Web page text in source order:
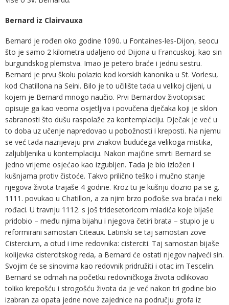
Bernard iz Clairvauxa
Bernard je rođen oko godine 1090. u Fontaines-les-Dijon, seocu
što je samo 2 kilometra udaljeno od Dijona u Francuskoj, kao sin
burgundskog plemstva. Imao je petero braće i jednu sestru.
Bernard je prvu školu polazio kod korskih kanonika u St. Vorlesu,
kod Chatillona na Seini. Bilo je to učilište tada u velikoj cijeni, u
kojem je Bernard mnogo naučio. Prvi Bernardov životopisac
opisuje ga kao veoma osjetljiva i povučena dječaka koji je sklon
sabranosti što dušu raspolaže za kontemplaciju. Dječak je već u
to doba uz učenje napredovao u pobožnosti i kreposti. Na njemu
se već tada nazrijevaju prvi znakovi budućega velikoga mistika,
zaljubljenika u kontemplaciju. Nakon majčine smrti Bernard se
jedno vrijeme osjećao kao izgubljen. Tada je bio izložen i
kušnjama protiv čistoće. Takvo prilično teško i mučno stanje
njegova života trajaše 4 godine. Kroz tu je kušnju dozrio pa se g.
1111. povukao u Chatillon, a za njim brzo pođoše sva braća i neki
rođaci. U travnju 1112. s još tridesetoricom mladića koje bijaše
pridobio – među njima bijahu i njegova četiri brata – stupio je u
reformirani samostan Citeaux. Latinski se taj samostan zove
Cistercium, a otud i ime redovnika: cisterciti. Taj samostan bijaše
kolijevka cistercitskog reda, a Bernard će ostati njegov najveći sin.
Svojim će se sinovima kao redovnik pridružiti i otac im Tescelin.
Bernard se odmah na početku redovničkoga života odlikovao
toliko krepošću i strogošću života da je već nakon tri godine bio
izabran za opata jedne nove zajednice na području grofa iz